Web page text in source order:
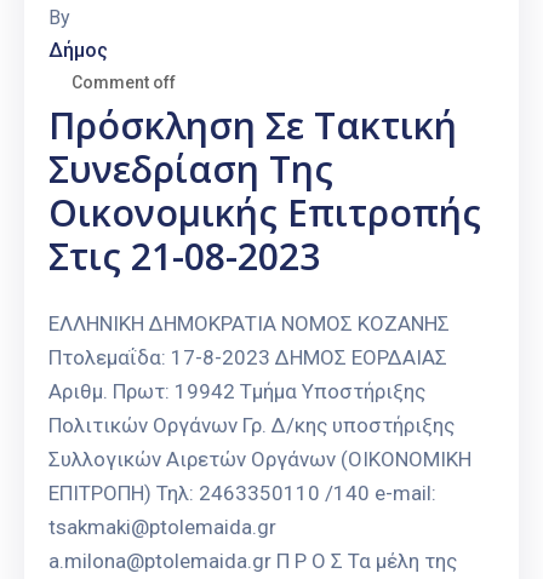
By
Δήμος
Comment off
Πρόσκληση Σε Τακτική
Συνεδρίαση Της
Οικονομικής Επιτροπής
Στις 21-08-2023
ΕΛΛΗΝΙΚΗ ΔΗΜΟΚΡΑΤΙΑ ΝΟΜΟΣ ΚΟΖΑΝΗΣ
Πτολεμαΐδα: 17-8-2023 ΔΗΜΟΣ ΕΟΡΔΑΙΑΣ
Αριθμ. Πρωτ: 19942 Τμήμα Υποστήριξης
Πολιτικών Οργάνων Γρ. Δ/κης υποστήριξης
Συλλογικών Αιρετών Οργάνων (ΟΙΚΟΝΟΜΙΚΗ
ΕΠΙΤΡΟΠΗ) Τηλ: 2463350110 /140 e-mail:
tsakmaki@ptolemaida.gr
a.milona@ptolemaida.gr Π Ρ Ο Σ Τα μέλη της